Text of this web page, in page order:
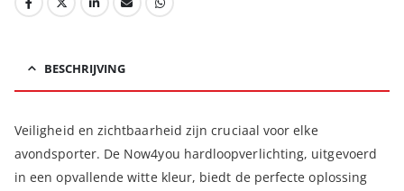
BESCHRIJVING
Veiligheid en zichtbaarheid zijn cruciaal voor elke
avondsporter. De Now4you hardloopverlichting, uitgevoerd
in een opvallende witte kleur, biedt de perfecte oplossing